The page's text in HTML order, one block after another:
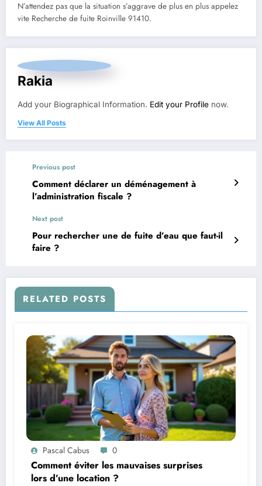
N’attendez pas que la situation s’aggrave de plus en plus appelez
vite Recherche de fuite Roinville 91410.
Rakia
Add your Biographical Information. Edit your Profile now.
View All Posts
Previous post
Comment déclarer un déménagement à
l’administration fiscale ?
Next post
Pour rechercher une de fuite d’eau que faut-il
faire ?
RELATED POSTS
Pascal Cabus 0
Comment éviter les mauvaises surprises
lors d’une location ?